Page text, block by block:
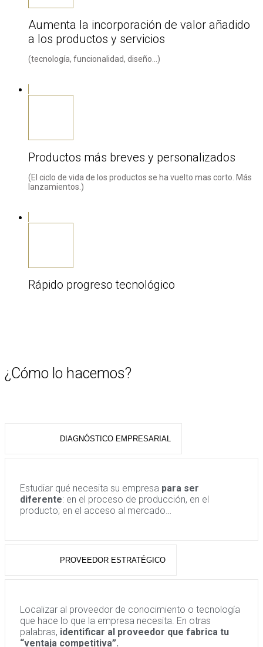
Aumenta la incorporación de valor añadido
a los productos y servicios
(tecnología, funcionalidad, diseño…)
Productos más breves y personalizados
(El ciclo de vida de los productos se ha vuelto mas corto. Más
lanzamientos.)
Rápido progreso tecnológico
¿Cómo lo hacemos?
DIAGNÓSTICO EMPRESARIAL
Estudiar qué necesita su empresa para ser
diferente: en el proceso de producción, en el
producto; en el acceso al mercado…
PROVEEDOR ESTRATÉGICO
Localizar al proveedor de conocimiento o tecnología
que hace lo que la empresa necesita. En otras
palabras, identificar al proveedor que fabrica tu
“ventaja competitiva”.